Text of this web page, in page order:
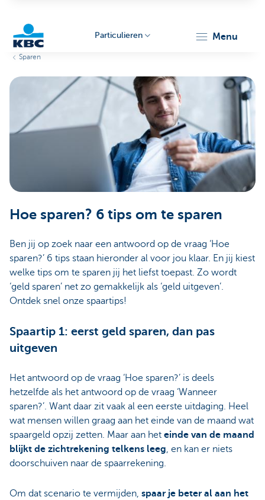
Particulieren menu
Sparen
Hoe sparen? 6 tips om te sparen
Ben jij op zoek naar een antwoord op de vraag ‘Hoe
sparen?’ 6 tips staan hieronder al voor jou klaar. En jij kiest
welke tips om te sparen jij het liefst toepast. Zo wordt
‘geld sparen’ net zo gemakkelijk als ‘geld uitgeven’.
Ontdek snel onze spaartips!
Spaartip 1: eerst geld sparen, dan pas
uitgeven
Het antwoord op de vraag ‘Hoe sparen?’ is deels
hetzelfde als het antwoord op de vraag ‘Wanneer
sparen?’. Want daar zit vaak al een eerste uitdaging. Heel
wat mensen willen graag aan het einde van de maand wat
spaargeld opzij zetten. Maar aan het einde van de maand
blijkt de zichtrekening telkens leeg, en kan er niets
doorschuiven naar de spaarrekening.
Om dat scenario te vermijden, spaar je beter al aan het